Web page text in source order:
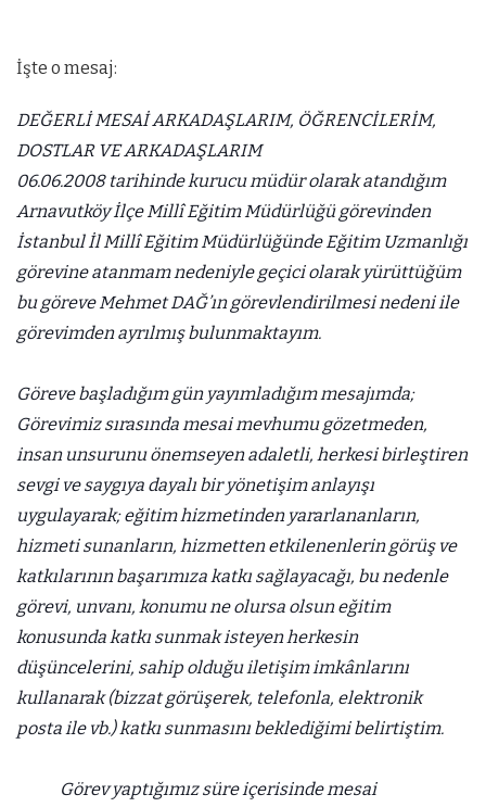
İşte o mesaj:
DEĞERLİ MESAİ ARKADAŞLARIM, ÖĞRENCİLERİM,
DOSTLAR VE ARKADAŞLARIM
06.06.2008 tarihinde kurucu müdür olarak atandığım
Arnavutköy İlçe Millî Eğitim Müdürlüğü görevinden
İstanbul İl Millî Eğitim Müdürlüğünde Eğitim Uzmanlığı
görevine atanmam nedeniyle geçici olarak yürüttüğüm
bu göreve Mehmet DAĞ’ın görevlendirilmesi nedeni ile
görevimden ayrılmış bulunmaktayım.
Göreve başladığım gün yayımladığım mesajımda;
Görevimiz sırasında mesai mevhumu gözetmeden,
insan unsurunu önemseyen adaletli, herkesi birleştiren
sevgi ve saygıya dayalı bir yönetişim anlayışı
uygulayarak; eğitim hizmetinden yararlananların,
hizmeti sunanların, hizmetten etkilenenlerin görüş ve
katkılarının başarımıza katkı sağlayacağı, bu nedenle
görevi, unvanı, konumu ne olursa olsun eğitim
konusunda katkı sunmak isteyen herkesin
düşüncelerini, sahip olduğu iletişim imkânlarını
kullanarak (bizzat görüşerek, telefonla, elektronik
posta ile vb.) katkı sunmasını beklediğimi belirtiştim.
Görev yaptığımız süre içerisinde mesai